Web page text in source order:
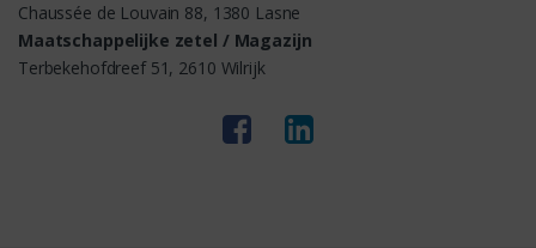
Chaussée de Louvain 88, 1380 Lasne
Maatschappelijke zetel / Magazijn
Terbekehofdreef 51, 2610 Wilrijk